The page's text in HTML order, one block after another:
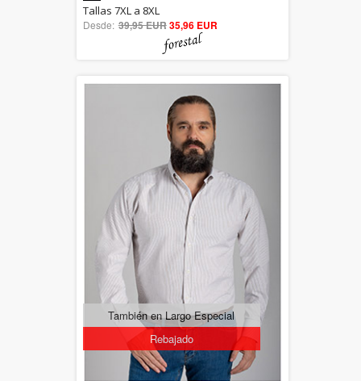
5.00
out of 5
Tallas 7XL a 8XL
Desde: 39,95 EUR35,96 EUR
Rebajado
También en Largo Especial